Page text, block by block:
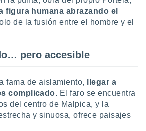
figura humana abrazando el
de la fusión entre el hombre y el
pero accesible
fama de aislamiento,
llegar a
complicado. El faro se encuentra
del centro de Malpica, y la
y sinuosa, ofrece paisajes